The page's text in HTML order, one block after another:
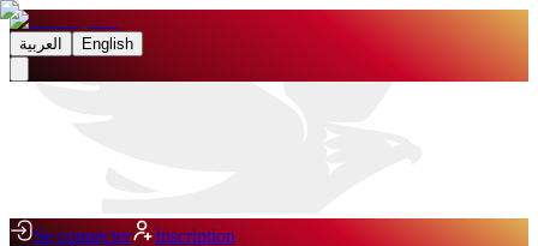
العربية English
Se connecter Inscription